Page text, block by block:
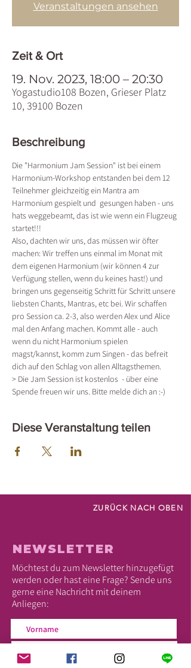
Veranstaltungen ansehen
Zeit & Ort
19. Nov. 2023, 18:00 – 20:30
Yogastudio108 Bozen, Grieser Platz
10, 39100 Bozen
Beschreibung
Die "Harmonium Jam Session" ist bei einem
Harmonium-Workshop entstanden bei dem 12
Teilnehmer gleichzeitig ein Mantra am
Harmonium gespielt und  gesungen haben - uns
hats weggebeamt, das ist wie wenn ein Flugzeug
startet!!!
Also, dachten wir uns, das müssen wir öfter
machen: Wir treffen uns einmal im Monat mit
dem eigenen Harmonium (wir können 4 zur
Verfügung stellen, wenn du keines hast!) und
bringen uns gegenseitig Schritt für Schritt unsere
liebsten Chants, Mantras, etc bei. Wir schaffen
pro Session ca. 2-3, also werden Alex und Alice
mal den Anfang machen. Kommt alle - auch
wenn du nicht Harmonium spielen
magst/kannst, komm zum Singen - das befreit
dich auf den Schlag von allen Alltagsthemen.
> Die Jam Session ist kostenlos  - über eine
Spende freuen wir uns. Bitte melde dich an :-)
Diese Veranstaltung teilen
ZURÜCK NACH OBEN
NEWSLETTER
Möchtest du zum Newsletter hinzugefügt
werden oder hast eine Frage? Sende uns
gerne eine Nachricht mit deinem
Anliegen: